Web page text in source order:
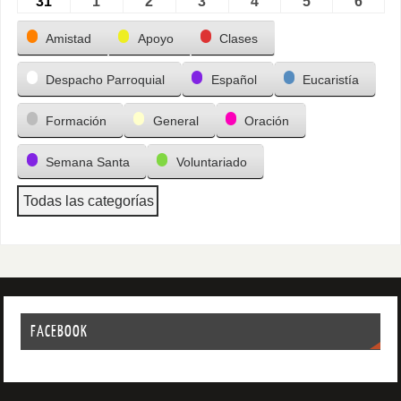
Categorías
Amistad Apoyo Clases
Despacho Parroquial Español Eucaristía
Formación General Oración
Semana Santa Voluntariado
Todas las categorías
FACEBOOK